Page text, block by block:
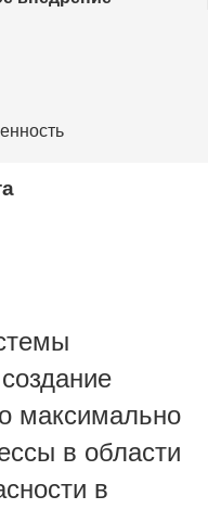
максимально
в области
в